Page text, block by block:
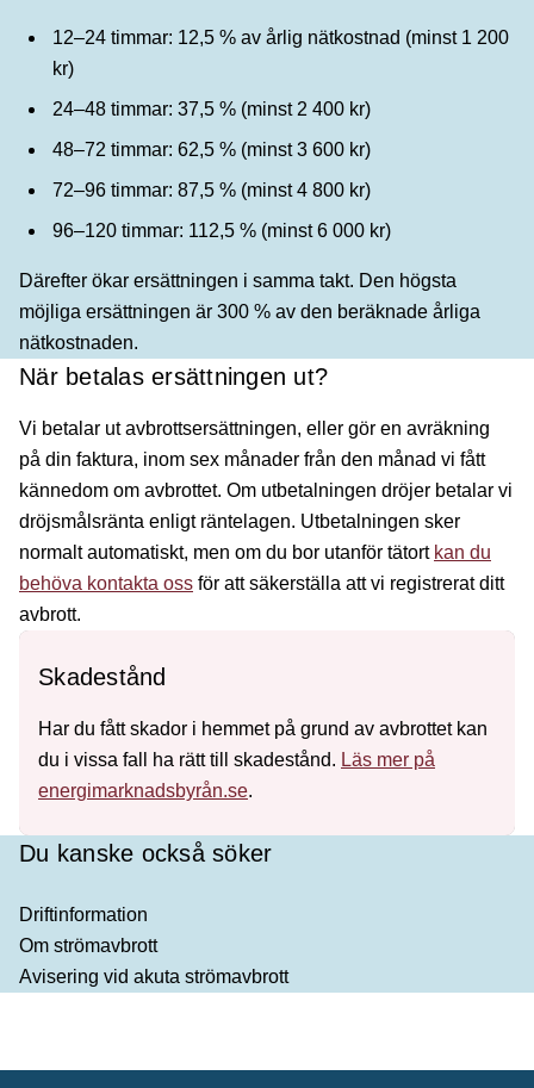
12–24 timmar: 12,5 % av årlig nätkostnad (minst 1 200
kr)
24–48 timmar: 37,5 % (minst 2 400 kr)
48–72 timmar: 62,5 % (minst 3 600 kr)
72–96 timmar: 87,5 % (minst 4 800 kr)
96–120 timmar: 112,5 % (minst 6 000 kr)
Därefter ökar ersättningen i samma takt. Den högsta
möjliga ersättningen är 300 % av den beräknade årliga
nätkostnaden.
När betalas ersättningen ut?
Vi betalar ut avbrottsersättningen, eller gör en avräkning
på din faktura, inom sex månader från den månad vi fått
kännedom om avbrottet. Om utbetalningen dröjer betalar vi
dröjsmålsränta enligt räntelagen. Utbetalningen sker
normalt automatiskt, men om du bor utanför tätort kan du
behöva kontakta oss för att säkerställa att vi registrerat ditt
avbrott.
Skadestånd
Har du fått skador i hemmet på grund av avbrottet kan
du i vissa fall ha rätt till skadestånd. Läs mer på
energimarknadsbyrån.se.
Du kanske också söker
Driftinformation
Om strömavbrott
Avisering vid akuta strömavbrott